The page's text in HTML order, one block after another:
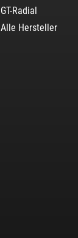
GT-Radial
Alle Hersteller